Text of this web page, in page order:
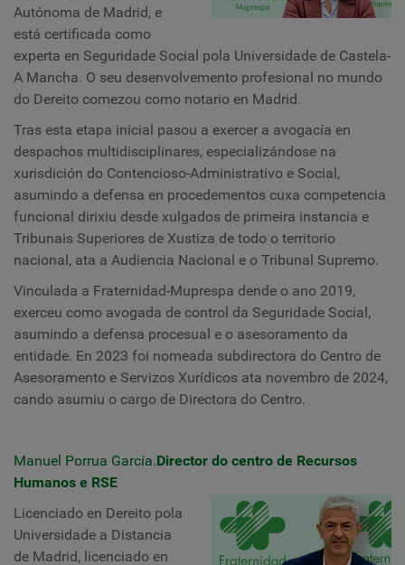
Autónoma de Madrid, e
está certificada como
experta en Seguridade Social pola Universidade de Castela-
A Mancha. O seu desenvolvemento profesional no mundo
do Dereito comezou como notario en Madrid.
Tras esta etapa inicial pasou a exercer a avogacía en
despachos multidisciplinares, especializándose na
xurisdición do Contencioso-Administrativo e Social,
asumindo a defensa en procedementos cuxa competencia
funcional dirixiu desde xulgados de primeira instancia e
Tribunais Superiores de Xustiza de todo o territorio
nacional, ata a Audiencia Nacional e o Tribunal Supremo.
Vinculada a Fraternidad-Muprespa dende o ano 2019,
exerceu como avogada de control da Seguridade Social,
asumindo a defensa procesual e o asesoramento da
entidade. En 2023 foi nomeada subdirectora do Centro de
Asesoramento e Servizos Xurídicos ata novembro de 2024,
cando asumiu o cargo de Directora do Centro.
Manuel Porrua García.Director do centro de Recursos
Humanos e RSE
Licenciado en Dereito pola
Universidade a Distancia
de Madrid, licenciado en